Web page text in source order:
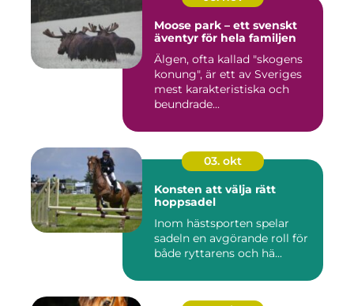
Moose park – ett svenskt
äventyr för hela familjen
Älgen, ofta kallad "skogens
konung", är ett av Sveriges
mest karakteristiska och
beundrade...
03. okt
Konsten att välja rätt
hoppsadel
Inom hästsporten spelar
sadeln en avgörande roll för
både ryttarens och hä...